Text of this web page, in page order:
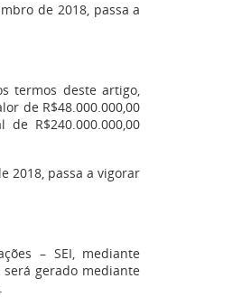
de 2018, passa a
termos deste artigo,
de R$48.000.000,00
R$240.000.000,00
2018, passa a vigorar
– SEI, mediante
gerado mediante